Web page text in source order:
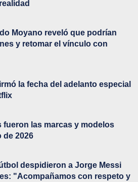
Moyano reveló que podrían
y retomar el vínculo con
la fecha del adelanto especial
las marcas y modelos
de 2026
despidieron a Jorge Messi
"Acompañamos con respeto y